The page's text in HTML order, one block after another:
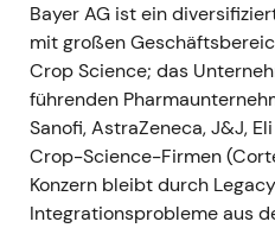
operative Dynamik –
Science-Segment – stützte
doch die ungelöste US-
Bewertungsmultiplikatoren
- Charttechnisch: Erholung
den Pandemietiefs,
Litigation-Überhang
Bayer AG ist ein
mit großen
Crop Science; das
führenden
Sanofi, AstraZeneca, J&J,
Crop-Science-Firmen
Konzern bleibt durch
Integrationsprobleme aus